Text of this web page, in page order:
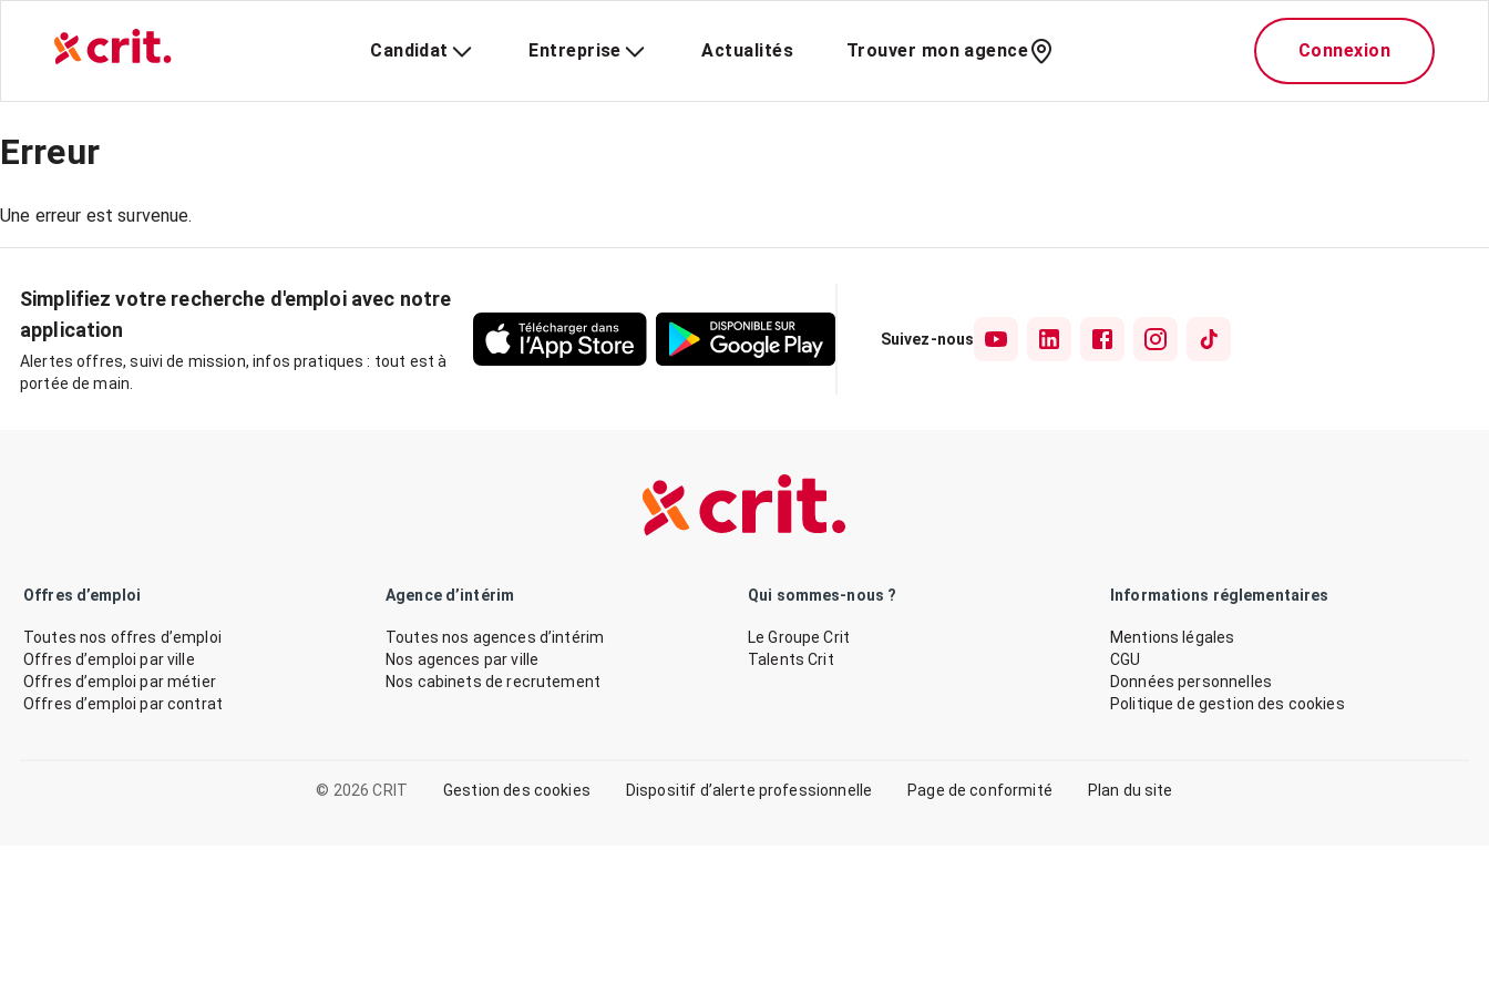
Candidat Entreprise Actualités Trouver mon agence Connexion
Erreur
Une erreur est survenue.
Simplifiez votre recherche d'emploi avec notre
application
Alertes offres, suivi de mission, infos pratiques : tout est à
portée de main.
Suivez-nous
Offres d’emploi
Toutes nos offres d’emploi
Offres d’emploi par ville
Offres d’emploi par métier
Offres d’emploi par contrat
Agence d’intérim
Toutes nos agences d’intérim
Nos agences par ville
Nos cabinets de recrutement
Qui sommes-nous ?
Le Groupe Crit
Talents Crit
Informations réglementaires
Mentions légales
CGU
Données personnelles
Politique de gestion des cookies
© 2026 CRIT Gestion des cookies Dispositif d’alerte professionnelle Page de conformité Plan du site